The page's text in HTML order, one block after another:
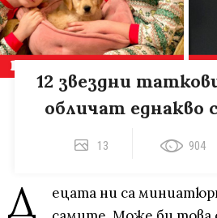
12 звездни
обличат еднакво
13 904
Д
ецата ни са